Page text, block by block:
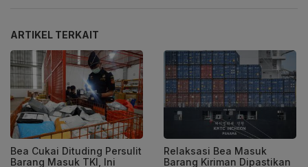
ARTIKEL TERKAIT
Bea Cukai Dituding Persulit
Barang Masuk TKI, Ini
Relaksasi Bea Masuk
Barang Kiriman Dipastikan